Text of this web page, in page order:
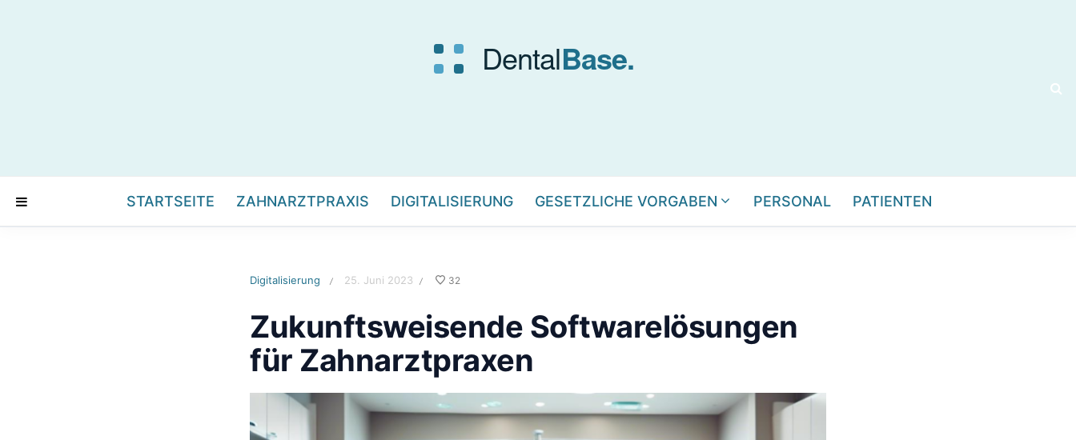
STARTSEITE ZAHNARZTPRAXIS DIGITALISIERUNG GESETZLICHE VORGABEN PERSONAL PATIENTEN
Digitalisierung / 25. Juni 2023 / 32
Zukunftsweisende Softwarelösungen
für Zahnarztpraxen